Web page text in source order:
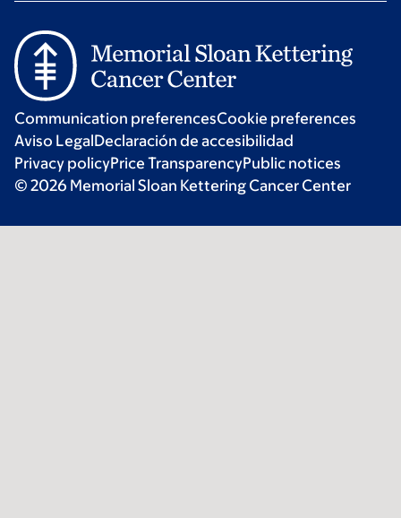
Communication preferencesCookie preferences
Aviso LegalDeclaración de accesibilidad
Privacy policyPrice TransparencyPublic notices
© 2026 Memorial Sloan Kettering Cancer Center